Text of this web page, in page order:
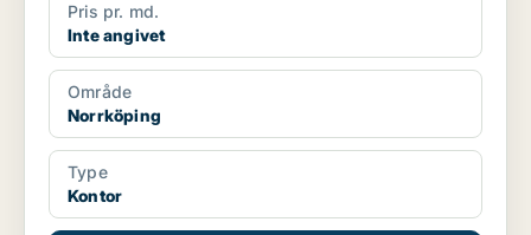
Pris pr. md.
Inte angivet
Område
Norrköping
Type
Kontor